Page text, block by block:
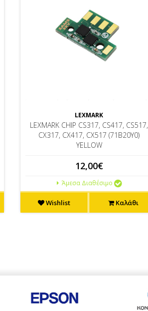
LEXMARK
LEXMARK CHIP CS317, CS417, CS517,
CX317, CX417, CX517 (71B20Y0)
YELLOW
12,00€
Άμεσα Διαθέσιμο
Wishlist Καλάθι